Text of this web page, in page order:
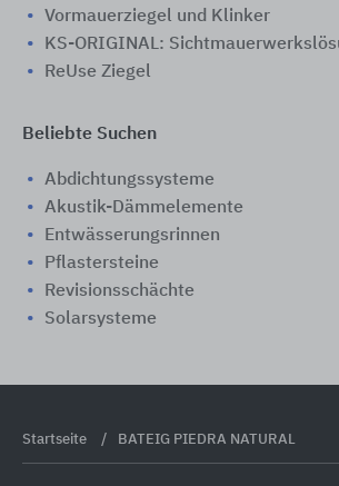
Vormauerziegel und Klinker
KS-ORIGINAL:
ReUse Ziegel
Beliebte Suchen
Abdichtungssysteme
Akustik-Dämmelemente
Entwässerungsrinnen
Pflastersteine
Revisionsschächte
Solarsysteme
Startseite BATEIG PIEDRA NATURAL